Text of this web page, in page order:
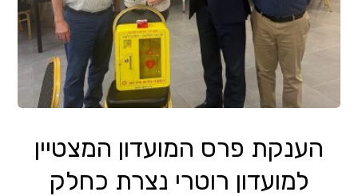
הענקת פרס המועדון המצטיין
למועדון רוטרי נצרת כחלק